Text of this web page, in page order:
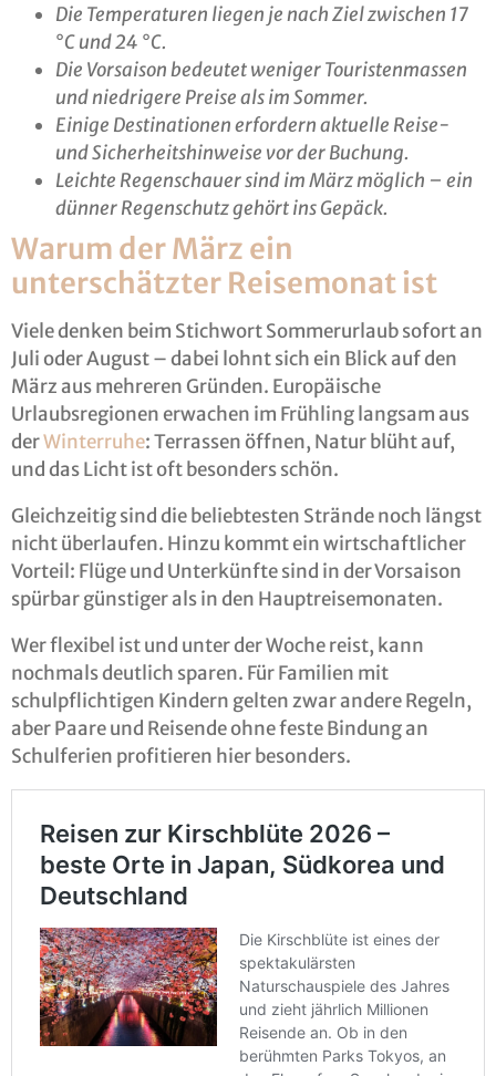
Die Temperaturen liegen je nach Ziel zwischen 17
°C und 24 °C.
Die Vorsaison bedeutet weniger Touristenmassen
und niedrigere Preise als im Sommer.
Einige Destinationen erfordern aktuelle Reise-
und Sicherheitshinweise vor der Buchung.
Leichte Regenschauer sind im März möglich – ein
dünner Regenschutz gehört ins Gepäck.
Warum der März ein
unterschätzter Reisemonat ist
Viele denken beim Stichwort Sommerurlaub sofort an
Juli oder August – dabei lohnt sich ein Blick auf den
März aus mehreren Gründen. Europäische
Urlaubsregionen erwachen im Frühling langsam aus
derWinterruhe: Terrassen öffnen, Natur blüht auf,
und das Licht ist oft besonders schön.
Gleichzeitig sind die beliebtesten Strände noch längst
nicht überlaufen. Hinzu kommt ein wirtschaftlicher
Vorteil: Flüge und Unterkünfte sind in der Vorsaison
spürbar günstiger als in den Hauptreisemonaten.
Wer flexibel ist und unter der Woche reist, kann
nochmals deutlich sparen. Für Familien mit
schulpflichtigen Kindern gelten zwar andere Regeln,
aber Paare und Reisende ohne feste Bindung an
Schulferien profitieren hier besonders.